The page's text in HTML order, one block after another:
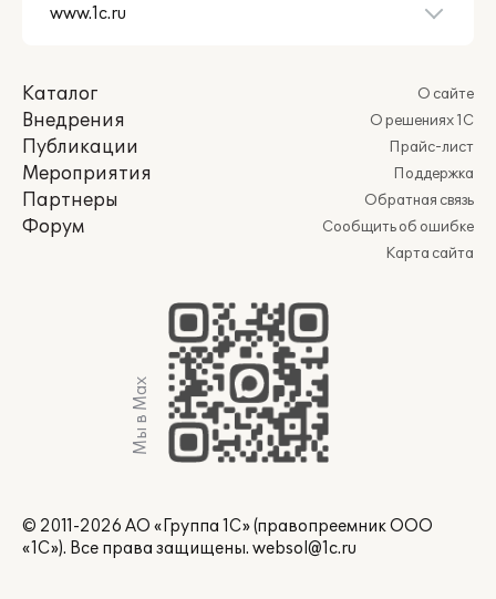
Каталог
Внедрения
Публикации
Мероприятия
Партнеры
Форум
О сайте
О решениях 1С
Прайс-лист
Поддержка
Обратная связь
Сообщить об ошибке
Карта сайта
Мы в Max
© 2011-2026 АО «Группа 1С» (правопреемник ООО
«1С»). Все права защищены. websol@1c.ru